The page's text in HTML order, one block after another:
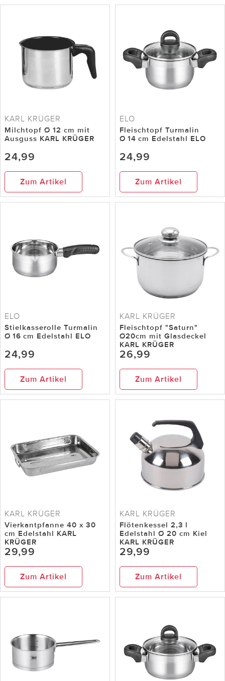
KARL KRÜGER
Milchtopf Ø 12 cm mit
Ausguss KARL KRÜGER
24,99
Zum Artikel
ELO
Fleischtopf Turmalin
Ø 14 cm Edelstahl ELO
24,99
Zum Artikel
ELO
Stielkasserolle Turmalin
Ø 16 cm Edelstahl ELO
24,99
Zum Artikel
KARL KRÜGER
Fleischtopf "Saturn"
Ø20cm mit Glasdeckel
KARL KRÜGER
26,99
Zum Artikel
KARL KRÜGER
Vierkantpfanne 40 x 30
cm Edelstahl KARL
KRÜGER
29,99
Zum Artikel
KARL KRÜGER
Flötenkessel 2,3 l
Edelstahl Ø 20 cm Kiel
KARL KRÜGER
29,99
Zum Artikel